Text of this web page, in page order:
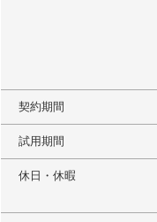
契約期間
試用期間
休日・休暇